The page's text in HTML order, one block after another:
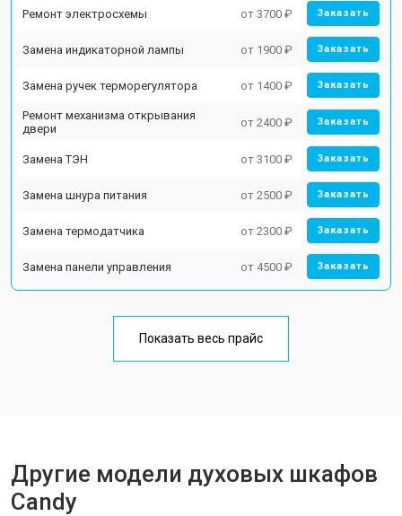
Ремонт электросхемы от 3700 ₽ Заказать
Замена индикаторной лампы от 1900 ₽ Заказать
Замена ручек терморегулятора от 1400 ₽ Заказать
Ремонт механизма открывания
двери
от 2400 ₽ Заказать
Замена ТЭН от 3100 ₽ Заказать
Замена шнура питания от 2500 ₽ Заказать
Замена термодатчика от 2300 ₽ Заказать
Замена панели управления от 4500 ₽ Заказать
Показать весь прайс
Другие модели духовых шкафов
Candy